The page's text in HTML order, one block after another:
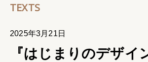
TEXTS
2025年3月21日
『はじまりのデザイ